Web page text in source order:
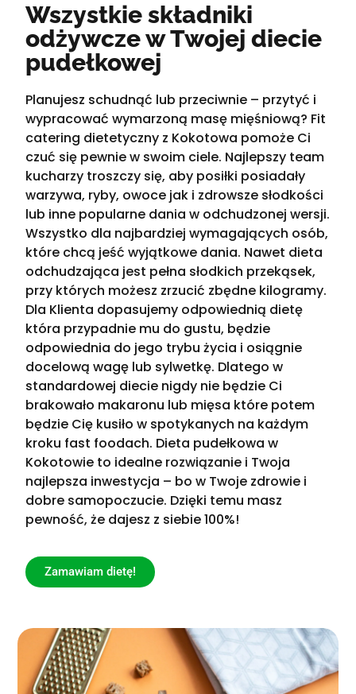
Wszystkie składniki
odżywcze w Twojej diecie
pudełkowej
Planujesz schudnąć lub przeciwnie – przytyć i
wypracować wymarzoną masę mięśniową? Fit
catering dietetyczny z Kokotowa pomoże Ci
czuć się pewnie w swoim ciele. Najlepszy team
kucharzy troszczy się, aby posiłki posiadały
warzywa, ryby, owoce jak i zdrowsze słodkości
lub inne popularne dania w odchudzonej wersji.
Wszystko dla najbardziej wymagających osób,
które chcą jeść wyjątkowe dania. Nawet dieta
odchudzająca jest pełna słodkich przekąsek,
przy których możesz zrzucić zbędne kilogramy.
Dla Klienta dopasujemy odpowiednią dietę
która przypadnie mu do gustu, będzie
odpowiednia do jego trybu życia i osiągnie
docelową wagę lub sylwetkę. Dlatego w
standardowej diecie nigdy nie będzie Ci
brakowało makaronu lub mięsa które potem
będzie Cię kusiło w spotykanych na każdym
kroku fast foodach. Dieta pudełkowa w
Kokotowie to idealne rozwiązanie i Twoja
najlepsza inwestycja – bo w Twoje zdrowie i
dobre samopoczucie. Dzięki temu masz
pewność, że dajesz z siebie 100%!
Zamawiam dietę!